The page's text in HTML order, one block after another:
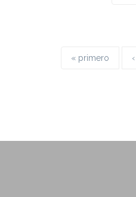
« primero